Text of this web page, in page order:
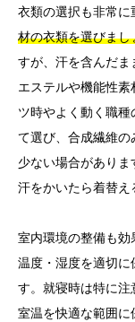
衣類の選択も非常に
材の衣類を選びまし
すが、汗を含んだま
エステルや機能性
ツ時やよく動く職
て選び、合成繊維
少ない場合がありま
汗をかいたら着替え
室内環境の整備も
温度・湿度を適切に
す。就寝時は特に注
室温を快適な範囲に